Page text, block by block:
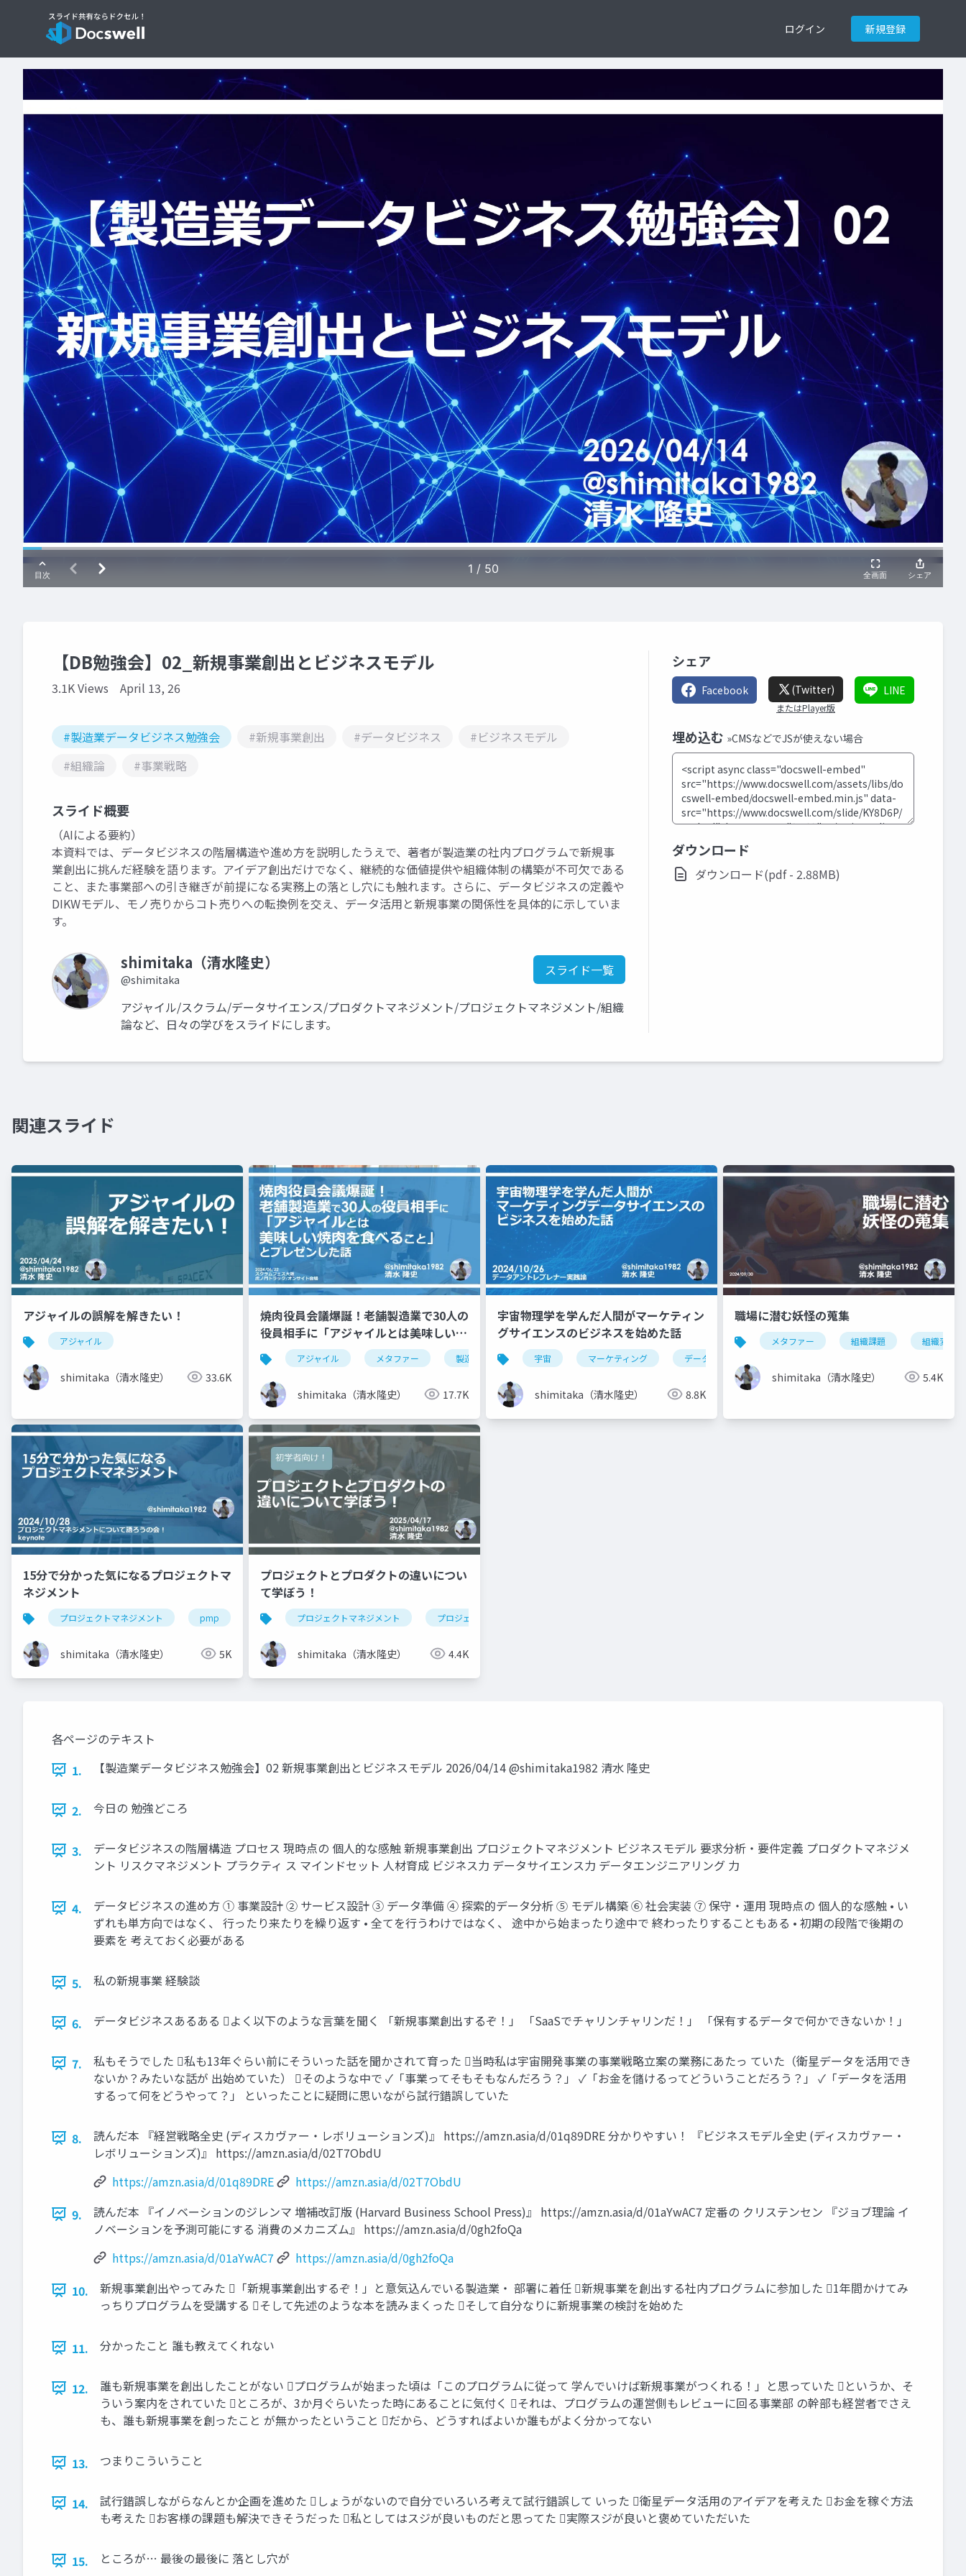
ログイン 新規登録
【DB勉強会】02_新規事業創出とビジネスモデル
3.1K Views April 13, 26
#製造業データビジネス勉強会 #新規事業創出 #データビジネス
#ビジネスモデル
#組織論
#事業戦略
スライド概要
（AIによる要約）
本資料では、データビジネスの階層構造や進め方を説明したうえで、著者が製造業の社内プログラムで新規事
業創出に挑んだ経験を語ります。アイデア創出だけでなく、継続的な価値提供や組織体制の構築が不可欠である
こと、また事業部への引き継ぎが前提になる実務上の落とし穴にも触れます。さらに、データビジネスの定義や
DIKWモデル、モノ売りからコト売りへの転換例を交え、データ活用と新規事業の関係性を具体的に示していま
す。
shimitaka（清水隆史）
@shimitaka
スライド一覧
アジャイル/スクラム/データサイエンス/プロダクトマネジメント/プロジェクトマネジメント/組織
論など、日々の学びをスライドにします。
シェア
Facebook (Twitter)
またはPlayer版
LINE
埋め込む »CMSなどでJSが使えない場合
ダウンロード
ダウンロード(pdf - 2.88MB)
関連スライド
アジャイルの誤解を解きたい！
アジャイル
shimitaka（清水隆史） 33.6K
焼肉役員会議爆誕！老舗製造業で30人の
役員相手に「アジャイルとは美味しい焼
肉を食べること」とプレゼンした話
アジャイル メタファー 製造業 fearless change
shimitaka（清水隆史） 17.7K
宇宙物理学を学んだ人間がマーケティン
グサイエンスのビジネスを始めた話
宇宙 マーケティング データサイエンス
shimitaka（清水隆史） 8.8K
職場に潜む妖怪の蒐集
メタファー 組織課題 組織変革
shimitaka（清水隆史） 5.4K
15分で分かった気になるプロジェクトマ
ネジメント
プロジェクトマネジメント pmp アジャイル pmbok プロジェクトマネージャ
shimitaka（清水隆史） 5K
プロジェクトとプロダクトの違いについ
て学ぼう！
プロジェクトマネジメント プロジェクトマネージャ
shimitaka（清水隆史） 4.4K
各ページのテキスト
1.
【製造業データビジネス勉強会】02 新規事業創出とビジネスモデル 2026/04/14 @shimitaka1982 清水 隆史
2. 今日の 勉強どころ
3.
データビジネスの階層構造 プロセス 現時点の 個人的な感触 新規事業創出 プロジェクトマネジメント ビジネスモデル 要求分析・要件定義 プロダクトマネジメ
ント リスクマネジメント プラクティ ス マインドセット 人材育成 ビジネス力 データサイエンス力 データエンジニアリング 力
4.
データビジネスの進め方 ① 事業設計 ② サービス設計 ③ データ準備 ④ 探索的データ分析 ⑤ モデル構築 ⑥ 社会実装 ⑦ 保守・運用 現時点の 個人的な感触 • い
ずれも単方向ではなく、 行ったり来たりを繰り返す • 全てを行うわけではなく、 途中から始まったり途中で 終わったりすることもある • 初期の段階で後期の
要素を 考えておく必要がある
5. 私の新規事業 経験談
6. データビジネスあるある よく以下のような言葉を聞く 「新規事業創出するぞ！」 「SaaSでチャリンチャリンだ！」 「保有するデータで何かできないか！」
7.
私もそうでした 私も13年ぐらい前にそういった話を聞かされて育った 当時私は宇宙開発事業の事業戦略立案の業務にあたっ ていた（衛星データを活用でき
ないか？みたいな話が 出始めていた） そのような中で ✓「事業ってそもそもなんだろう？」 ✓「お金を儲けるってどういうことだろう？」 ✓「データを活用
するって何をどうやって？」 といったことに疑問に思いながら試行錯誤していた
8.
読んだ本 『経営戦略全史 (ディスカヴァー・レボリューションズ)』 https://amzn.asia/d/01q89DRE 分かりやすい！ 『ビジネスモデル全史 (ディスカヴァー・
レボリューションズ)』 https://amzn.asia/d/02T7ObdU
https://amzn.asia/d/01q89DRE
https://amzn.asia/d/02T7ObdU
9.
読んだ本 『イノベーションのジレンマ 増補改訂版 (Harvard Business School Press)』 https://amzn.asia/d/01aYwAC7 定番の クリステンセン 『ジョブ理論 イ
ノベーションを予測可能にする 消費のメカニズム』 https://amzn.asia/d/0gh2foQa
https://amzn.asia/d/01aYwAC7
https://amzn.asia/d/0gh2foQa
10.
新規事業創出やってみた 「新規事業創出するぞ！」と意気込んでいる製造業・ 部署に着任 新規事業を創出する社内プログラムに参加した 1年間かけてみ
っちりプログラムを受講する そして先述のような本を読みまくった そして自分なりに新規事業の検討を始めた
11. 分かったこと 誰も教えてくれない
12.
誰も新規事業を創出したことがない プログラムが始まった頃は「このプログラムに従って 学んでいけば新規事業がつくれる！」と思っていた というか、そ
ういう案内をされていた ところが、3か月ぐらいたった時にあることに気付く それは、プログラムの運営側もレビューに回る事業部 の幹部も経営者でさえ
も、誰も新規事業を創ったこと が無かったということ だから、どうすればよいか誰もがよく分かってない
13. つまりこういうこと
14.
試行錯誤しながらなんとか企画を進めた しょうがないので自分でいろいろ考えて試行錯誤して いった 衛星データ活用のアイデアを考えた お金を稼ぐ方法
も考えた お客様の課題も解決できそうだった 私としてはスジが良いものだと思ってた 実際スジが良いと褒めていただいた
15. ところが… 最後の最後に 落とし穴が